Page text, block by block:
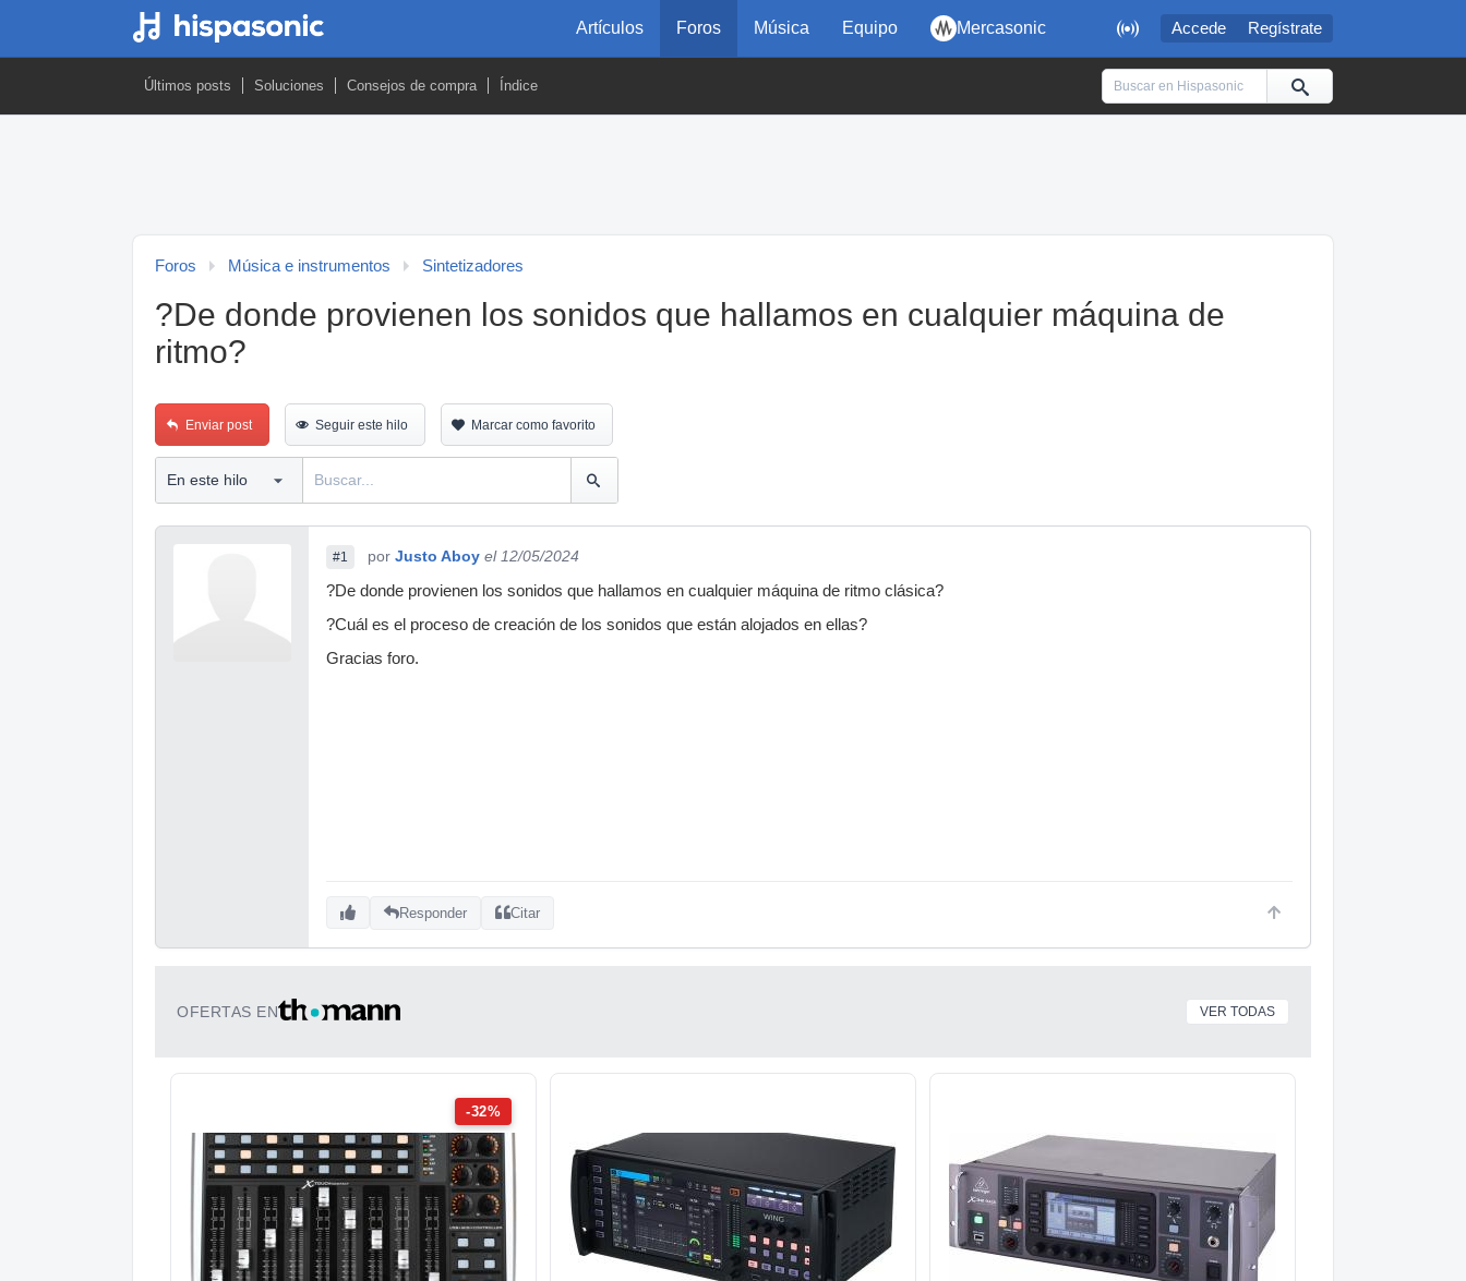
 Accede Regístrate
Artículos Foros Música Equipo Mercasonic
Últimos posts Soluciones Consejos de compra Índice
Foros Música e instrumentos Sintetizadores
?De donde provienen los sonidos que hallamos en cualquier máquina de
ritmo?
Enviar post Seguir este hilo Marcar como favorito
#1 por Justo Aboy el 12/05/2024
?De donde provienen los sonidos que hallamos en cualquier máquina de ritmo clásica?
?Cuál es el proceso de creación de los sonidos que están alojados en ellas?
Gracias foro.
Responder Citar
OFERTAS EN VER TODAS
-32%